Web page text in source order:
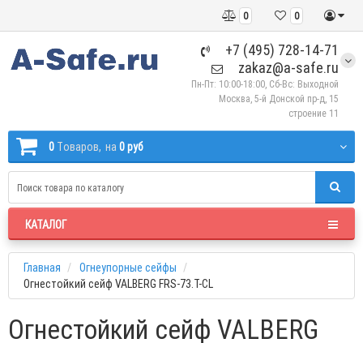
0
0
+7 (495) 728-14-71
zakaz@a-safe.ru
Пн-Пт: 10:00-18:00, Сб-Вс: Выходной
Москва, 5-й Донской пр-д, 15
строение 11
0 Tоваров, на 0 руб
КАТАЛОГ
Главная
Огнеупорные сейфы
Огнестойкий сейф VALBERG FRS-73.T-CL
Огнестойкий сейф VALBERG